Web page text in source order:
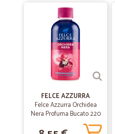
FELCE AZZURRA
Felce Azzurra Orchidea
Nera Profuma Bucato 220